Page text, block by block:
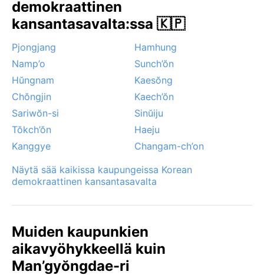
aavemaisen tunnelman. Siroccon kaltaisia tuulia tai
trooppisia hirmumyrskyjä ei alueella normaalisti koeta.
demokraattinen
kansantasavalta:ssa 🇰🇵
Pjongjang
Hamhung
Namp’o
Sunch’ŏn
Hŭngnam
Kaesŏng
Chŏngjin
Kaech’ŏn
Sariwŏn-si
Sinŭiju
Tŏkch’ŏn
Haeju
Kanggye
Changam-ch’on
Näytä sää kaikissa kaupungeissa Korean
demokraattinen kansantasavalta
Muiden kaupunkien
aikavyöhykkeellä kuin
Man’gyŏngdae-ri